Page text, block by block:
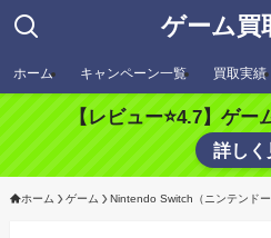
ゲーム買
ホーム キャンペーン一覧 買取実績
【レビュー⭐️4.7】ゲー
詳しく
ホーム ゲーム Nintendo Switch（ニンテンドー